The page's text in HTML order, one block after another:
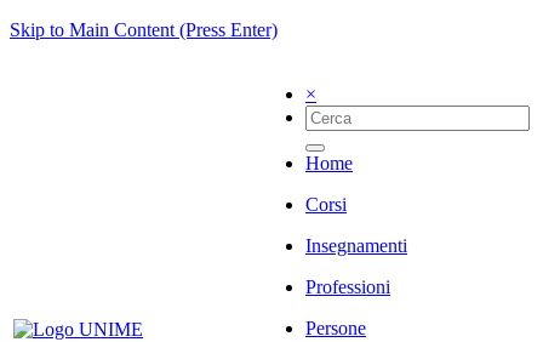
Skip to Main Content (Press Enter)
×
Home
Corsi
Insegnamenti
Professioni
Persone